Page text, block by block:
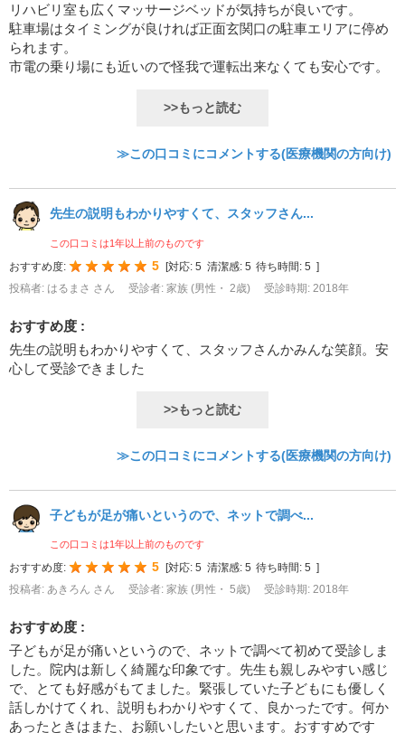
リハビリ室も広くマッサージベッドが気持ちが良いです。
駐車場はタイミングが良ければ正面玄関口の駐車エリアに停め
られます。
市電の乗り場にも近いので怪我で運転出来なくても安心です。
>>もっと読む
≫この口コミにコメントする(医療機関の方向け)
先生の説明もわかりやすくて、スタッフさん...
この口コミは1年以上前のものです
おすすめ度: 5 [対応: 5 清潔感: 5 待ち時間: 5 ]
投稿者: はるまさ さん
受診者: 家族 (男性・ 2歳) 受診時期: 2018年
おすすめ度 :
先生の説明もわかりやすくて、スタッフさんかみんな笑顔。安
心して受診できました
>>もっと読む
≫この口コミにコメントする(医療機関の方向け)
子どもが足が痛いというので、ネットで調べ...
この口コミは1年以上前のものです
おすすめ度: 5 [対応: 5 清潔感: 5 待ち時間: 5 ]
投稿者: あきろん さん
受診者: 家族 (男性・ 5歳) 受診時期: 2018年
おすすめ度 :
子どもが足が痛いというので、ネットで調べて初めて受診しま
した。院内は新しく綺麗な印象です。先生も親しみやすい感じ
で、とても好感がもてました。緊張していた子どもにも優しく
話しかけてくれ、説明もわかりやすくて、良かったです。何か
あったときはまた、お願いしたいと思います。おすすめです